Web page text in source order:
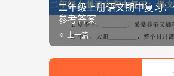
二年级上册语文期中复习
参考答案
上一篇